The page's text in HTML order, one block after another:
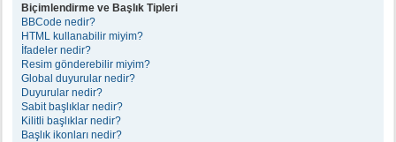
Biçimlendirme ve Başlık Tipleri
BBCode nedir?
HTML kullanabilir miyim?
İfadeler nedir?
Resim gönderebilir miyim?
Global duyurular nedir?
Duyurular nedir?
Sabit başlıklar nedir?
Kilitli başlıklar nedir?
Başlık ikonları nedir?